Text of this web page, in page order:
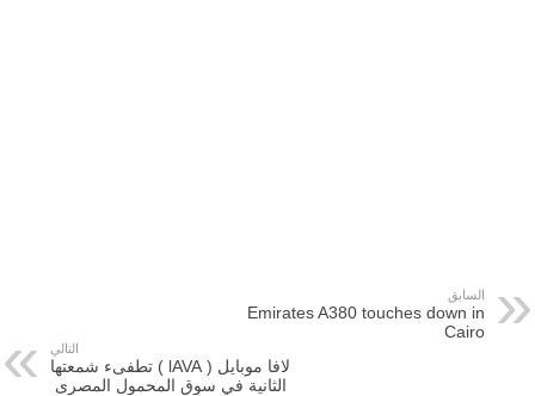
السابق
Emirates A380 touches down in
Cairo
التالي
لافا موبايل ( lAVA ) تطفىء شمعتها
الثانية في سوق المحمول المصرى